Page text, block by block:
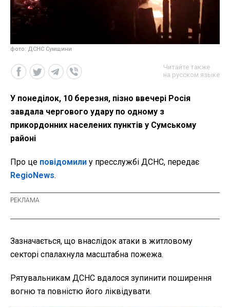
фото: ДСНС Сумщини
Читайте также
на русском языке
У понеділок, 10 березня, пізно ввечері Росія
завдала чергового удару по одному з
прикордонних населених пунктів у Сумському
районі
Про це повідомили у пресслужбі ДСНС, передає
RegioNews.
Зазначається, що внаслідок атаки в житловому
секторі спалахнула масштабна пожежа.
Рятувальникам ДСНС вдалося зупинити поширення
вогню та повністю його ліквідувати.